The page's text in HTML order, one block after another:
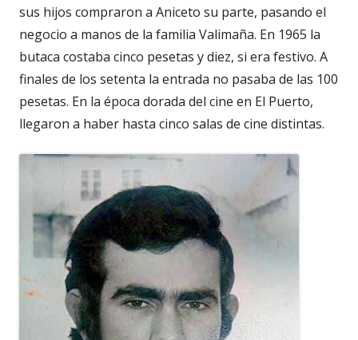
sus hijos compraron a Aniceto su parte, pasando el
negocio a manos de la familia Valimaña. En 1965 la
butaca costaba cinco pesetas y diez, si era festivo. A
finales de los setenta la entrada no pasaba de las 100
pesetas. En la época dorada del cine en El Puerto,
llegaron a haber hasta cinco salas de cine distintas.